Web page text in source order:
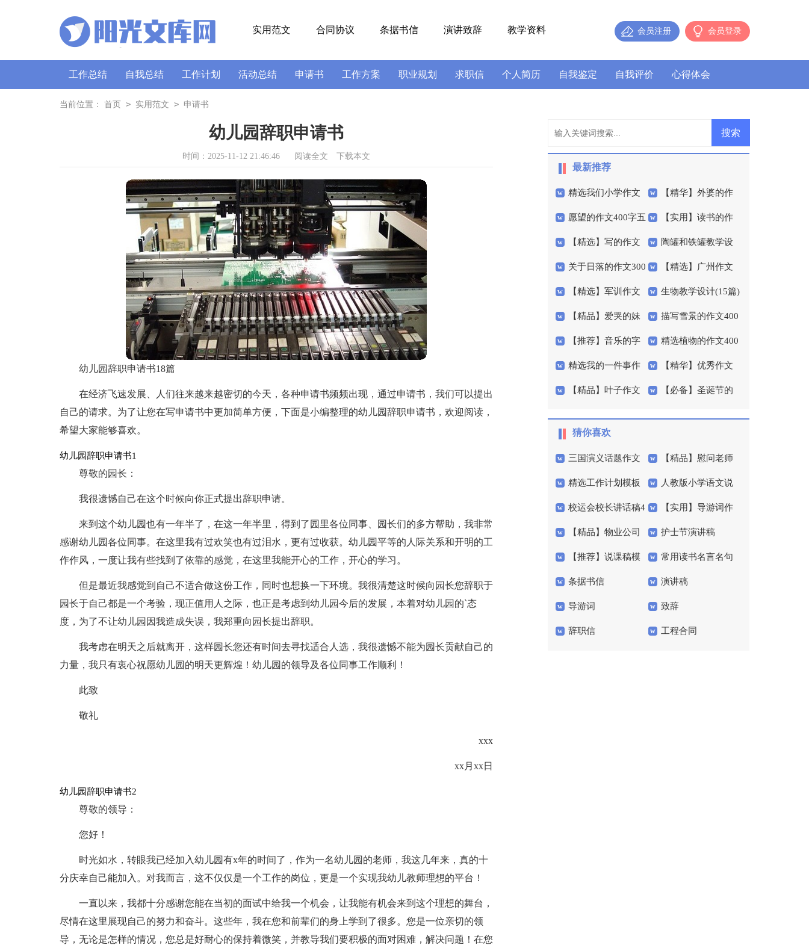
实用范文 合同协议 条据书信 演讲致辞 教学资料 会员登录
会员注册
工作总结 自我总结 工作计划 活动总结 申请书 工作方案 职业规划 求职信 个人简历 自我鉴定 自我评价 心得体会
策划书 讲话稿 广播稿
当前位置： 首页 > 实用范文 > 申请书
幼儿园辞职申请书
时间：2025-11-12 21:46:46 阅读全文 下载本文
幼儿园辞职申请书18篇
在经济飞速发展、人们往来越来越密切的今天，各种申请书频频出现，通过申请书，我们可以提出
自己的请求。为了让您在写申请书中更加简单方便，下面是小编整理的幼儿园辞职申请书，欢迎阅读，
希望大家能够喜欢。
幼儿园辞职申请书1
尊敬的园长：
我很遗憾自己在这个时候向你正式提出辞职申请。
来到这个幼儿园也有一年半了，在这一年半里，得到了园里各位同事、园长们的多方帮助，我非常
感谢幼儿园各位同事。在这里我有过欢笑也有过泪水，更有过收获。幼儿园平等的人际关系和开明的工
作作风，一度让我有些找到了依靠的感觉，在这里我能开心的工作，开心的学习。
但是最近我感觉到自己不适合做这份工作，同时也想换一下环境。我很清楚这时候向园长您辞职于
园长于自己都是一个考验，现正值用人之际，也正是考虑到幼儿园今后的发展，本着对幼儿园的`态
度，为了不让幼儿园因我造成失误，我郑重向园长提出辞职。
我考虑在明天之后就离开，这样园长您还有时间去寻找适合人选，我很遗憾不能为园长贡献自己的
力量，我只有衷心祝愿幼儿园的明天更辉煌！幼儿园的领导及各位同事工作顺利！
此致
敬礼
xxx
xx月xx日
幼儿园辞职申请书2
尊敬的领导：
您好！
时光如水，转眼我已经加入幼儿园有x年的时间了，作为一名幼儿园的老师，我这几年来，真的十
分庆幸自己能加入。对我而言，这不仅仅是一个工作的岗位，更是一个实现我幼儿教师理想的平台！
一直以来，我都十分感谢您能在当初的面试中给我一个机会，让我能有机会来到这个理想的舞台，
尽情在这里展现自己的努力和奋斗。这些年，我在您和前辈们的身上学到了很多。您是一位亲切的领
导，无论是怎样的情况，您总是好耐心的保持着微笑，并教导我们要积极的面对困难，解决问题！在您
最新推荐
精选我们小学作文
300字四篇
【精华】外婆的作
文400字合集6篇
愿望的作文400字五
篇
【实用】读书的作
文400字汇总6篇
【精选】写的作文
400字三篇
陶罐和铁罐教学设
计
关于日落的作文300
字3篇
【精选】广州作文
400字三篇
【精选】军训作文
600字集合九篇
生物教学设计(15篇)
【精品】爱哭的妹
妹作文300字四篇
描写雪景的作文400
字3篇
【推荐】音乐的字
作文六篇
精选植物的作文400
字集锦10篇
精选我的一件事作
文600字四篇
【精华】优秀作文
600字4篇
【精品】叶子作文 【必备】圣诞节的
猜你喜欢
三国演义话题作文 【精品】慰问老师
慰问信三篇
精选工作计划模板
汇总7篇
人教版小学语文说
课稿范文锦集8篇
校运会校长讲话稿4
篇
【实用】导游词作
文300字锦集6篇
【精品】物业公司
工作总结模板七篇
护士节演讲稿
【推荐】说课稿模
板7篇
常用读书名言名句
40句
条据书信 演讲稿
导游词 致辞
辞职信 工程合同